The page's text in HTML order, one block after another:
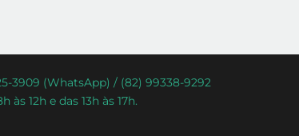
3909 (WhatsApp) / (82) 99338-9292
12h e das 13h às 17h.